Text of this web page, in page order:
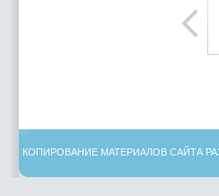
КОПИРОВАНИЕ МАТЕРИАЛОВ САЙТА